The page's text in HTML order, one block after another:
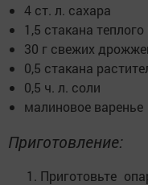
4 ст. л. сахара
1,5 стакана
30 г свежих
0,5 стакана
0,5 ч. л. соли
малиновое варенье
Приготовление:
Приготовьте